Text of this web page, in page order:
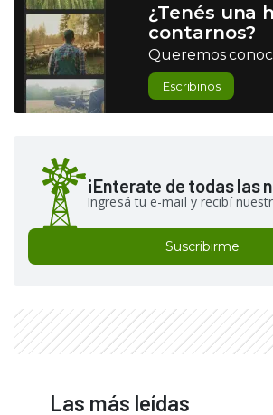
¿Tenés una
contarnos?
Queremos
Escribinos
¡Enterate de todas las
Ingresá tu e-mail y recibí
Suscribirme
Las más leídas